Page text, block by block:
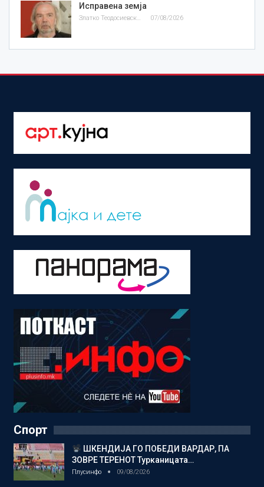
Исправена земја
07/08/2026
Спорт
ШКЕНДИЈА ГО ПОБЕДИ ВАРДАР, ПА
ЗОВРЕ ТЕРЕНОТ Турканицата…
Плусинфо 09/08/2026